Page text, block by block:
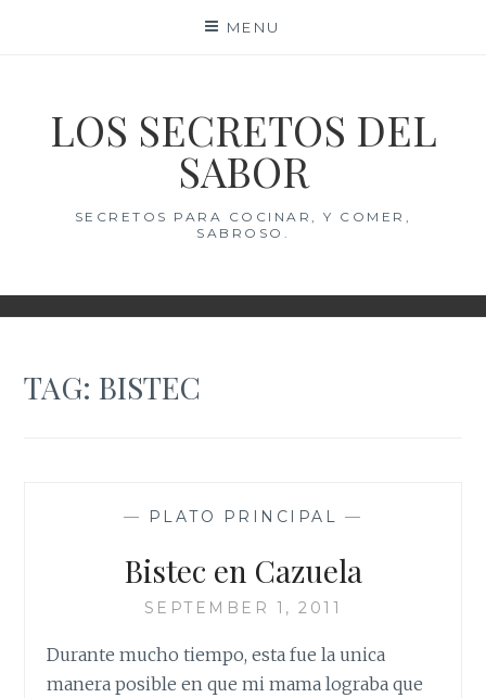
MENU
LOS SECRETOS DEL
SABOR
SECRETOS PARA COCINAR, Y COMER,
SABROSO.
TAG:BISTEC
— PLATO PRINCIPAL —
Bistec en Cazuela
SEPTEMBER 1, 2011
Durante mucho tiempo, esta fue la unica
manera posible en que mi mama lograba que